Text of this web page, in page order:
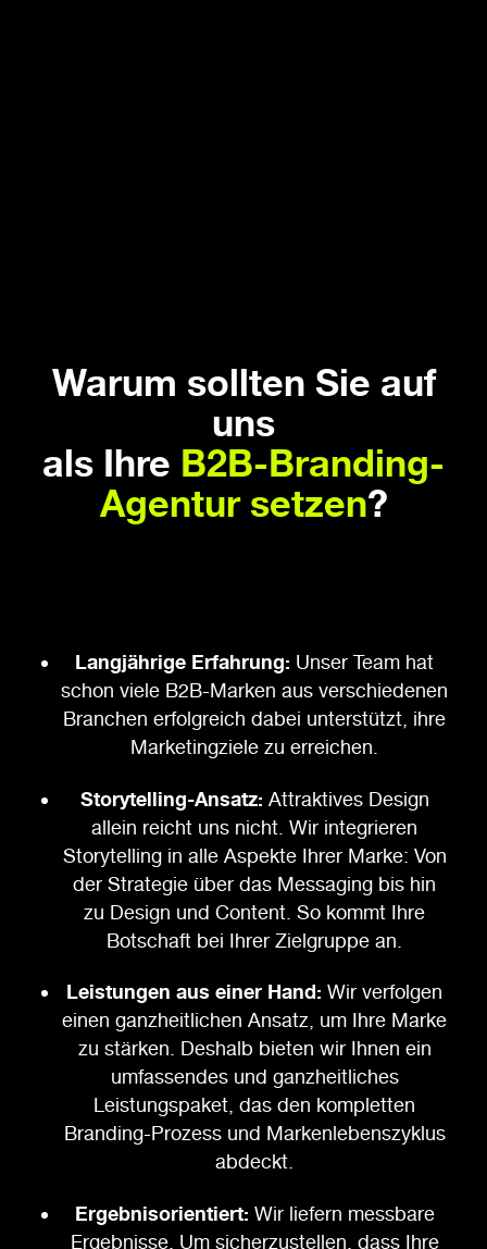
Langjährige Erfahrung: Unser Team hat
schon viele B2B-Marken aus verschiedenen
Branchen erfolgreich dabei unterstützt, ihre
Marketingziele zu erreichen.
Storytelling-Ansatz: Attraktives Design
allein reicht uns nicht. Wir integrieren
Storytelling in alle Aspekte Ihrer Marke: Von
der Strategie über das Messaging bis hin
zu Design und Content. So kommt Ihre
Botschaft bei Ihrer Zielgruppe an.
Leistungen aus einer Hand: Wir verfolgen
einen ganzheitlichen Ansatz, um Ihre Marke
zu stärken. Deshalb bieten wir Ihnen ein
umfassendes und ganzheitliches
Leistungspaket, das den kompletten
Branding-Prozess und Markenlebenszyklus
abdeckt.
Ergebnisorientiert: Wir liefern messbare
Ergebnisse. Um sicherzustellen, dass Ihre
Warum sollten Sie auf
uns
als Ihre B2B-Branding-
Agentur setzen?